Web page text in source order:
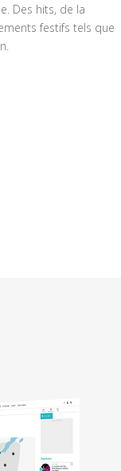
Des hits, de la
festifs tels que